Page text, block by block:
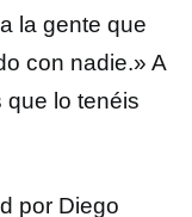
la gente que
con nadie.» A
que lo tenéis
por Diego